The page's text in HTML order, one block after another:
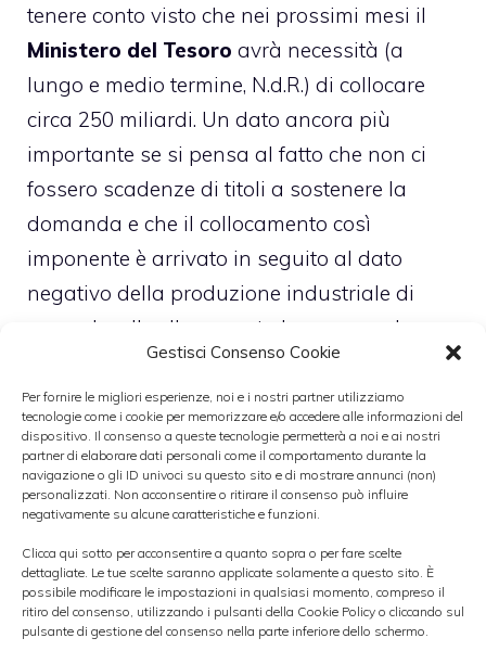
Gestisci Consenso Cookie
Per fornire le migliori esperienze, noi e i nostri partner utilizziamo
tecnologie come i cookie per memorizzare e/o accedere alle informazioni del
dispositivo. Il consenso a queste tecnologie permetterà a noi e ai nostri
partner di elaborare dati personali come il comportamento durante la
navigazione o gli ID univoci su questo sito e di mostrare annunci (non)
personalizzati. Non acconsentire o ritirare il consenso può influire
negativamente su alcune caratteristiche e funzioni.
Clicca qui sotto per acconsentire a quanto sopra o per fare scelte
dettagliate. Le tue scelte saranno applicate solamente a questo sito. È
possibile modificare le impostazioni in qualsiasi momento, compreso il
ritiro del consenso, utilizzando i pulsanti della Cookie Policy o cliccando sul
pulsante di gestione del consenso nella parte inferiore dello schermo.
tenere conto visto che nei prossimi mesi il
Ministero del Tesoro avrà necessità (a
lungo e medio termine, N.d.R.) di collocare
circa 250 miliardi. Un dato ancora più
importante se si pensa al fatto che non ci
fossero scadenze di titoli a sostenere la
domanda e che il collocamento così
imponente è arrivato in seguito al dato
negativo della produzione industriale di
novembre. Il collocamento ha reso anche
possibile una lieve flessione dello spread.
Buona parte di ciò che è avvenuto è legato
proprio a quest’ultimo: dopo l’intesa trovata
sulla manovra economica il rapporto tra Btp
costante calo, dando unasferzata di
fiducianei confronti del nostro paese agli
investitori ed il generale miglioramento dell’